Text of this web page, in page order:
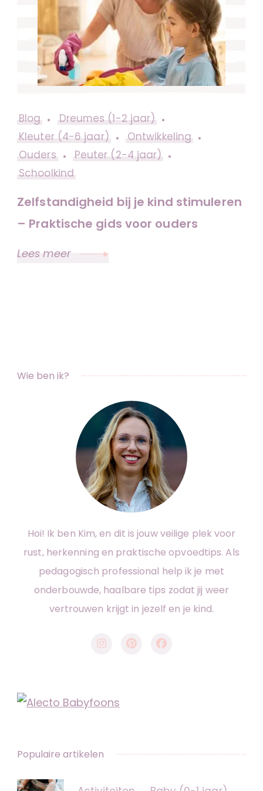
Blog
Dreumes (1-2 jaar)
Kleuter (4-6 jaar)
Ontwikkeling
Ouders
Peuter (2-4 jaar)
Schoolkind
Zelfstandigheid bij je kind stimuleren
– Praktische gids voor ouders
Lees meer
Wie ben ik?
Hoi! Ik ben Kim, en dit is jouw veilige plek voor
rust, herkenning en praktische opvoedtips. Als
pedagogisch professional help ik je met
onderbouwde, haalbare tips zodat jij weer
vertrouwen krijgt in jezelf en je kind.
Populaire artikelen